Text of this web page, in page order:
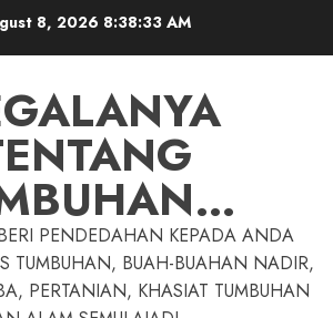
8, 2026 8:38:34 AM
PENDEDAHAN KEPADA ANDA
TUMBUHAN, BUAH-BUAHAN NADIR,
PERTANIAN, KHASIAT TUMBUHAN